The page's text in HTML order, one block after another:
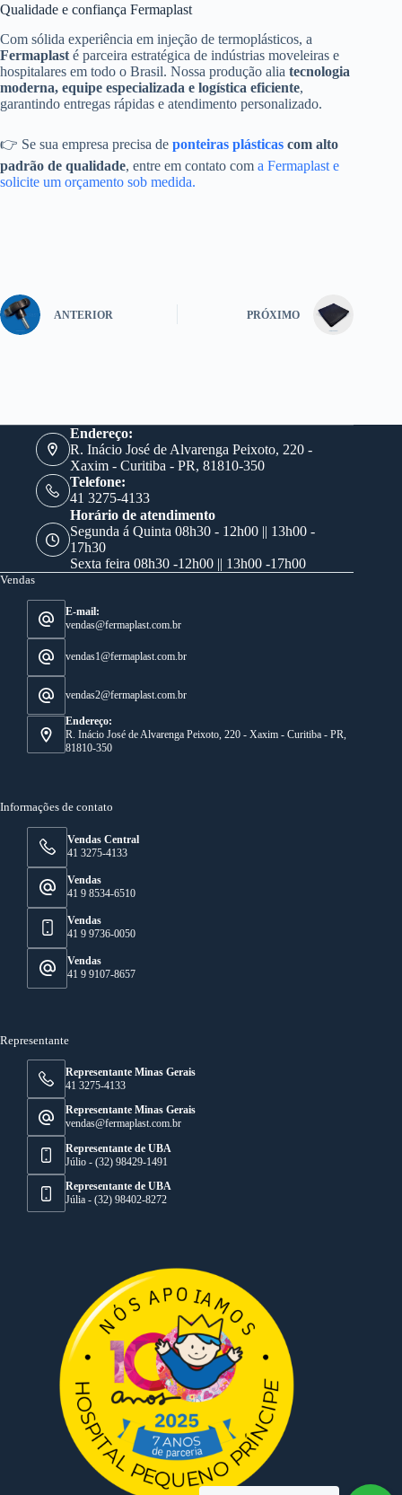
Qualidade e confiança Fermaplast
Com sólida experiência em injeção de termoplásticos, a
Fermaplast é parceira estratégica de indústrias moveleiras e
hospitalares em todo o Brasil. Nossa produção alia tecnologia
moderna, equipe especializada e logística eficiente,
garantindo entregas rápidas e atendimento personalizado.
👉 Se sua empresa precisa de ponteiras plásticas com alto
padrão de qualidade, entre em contato com a Fermaplast e
solicite um orçamento sob medida.
ANTERIOR PRÓXIMO
Endereço:
R. Inácio José de Alvarenga Peixoto, 220 -
Xaxim - Curitiba - PR, 81810-350
Telefone:
41 3275-4133
Horário de atendimento
Segunda á Quinta 08h30 - 12h00 || 13h00 -
17h30
Sexta feira 08h30 -12h00 || 13h00 -17h00
Vendas
E-mail:
vendas@fermaplast.com.br
vendas1@fermaplast.com.br
vendas2@fermaplast.com.br
Endereço:
R. Inácio José de Alvarenga Peixoto, 220 - Xaxim - Curitiba - PR,
81810-350
Informações de contato
Vendas Central
41 3275-4133
Vendas
41 9 8534-6510
Vendas
41 9 9736-0050
Vendas
41 9 9107-8657
Representante
Representante Minas Gerais
41 3275-4133
Representante Minas Gerais
vendas@fermaplast.com.br
Representante de UBA
Júlio - (32) 98429-1491
Representante de UBA
Júlia - (32) 98402-8272